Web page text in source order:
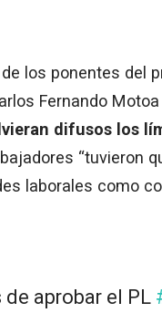
los ponentes del
Fernando
difusos los
“tuvieron
laborales como
aprobar el PL